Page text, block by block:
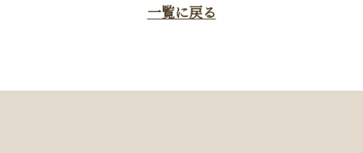
一覧に戻る